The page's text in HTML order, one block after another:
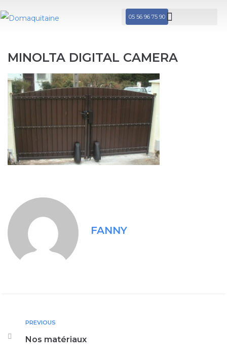
05 56 96 75 90
MINOLTA DIGITAL CAMERA
FANNY
PREVIOUS
Nos matériaux